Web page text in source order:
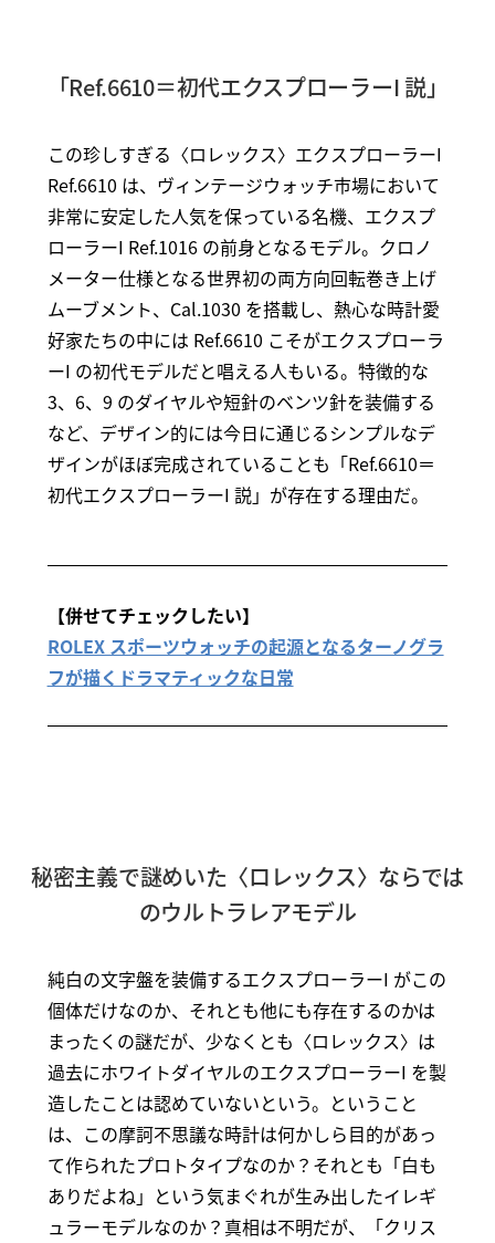
「Ref.6610＝初代エクスプローラーI 説」
この珍しすぎる〈ロレックス〉エクスプローラーI
Ref.6610 は、ヴィンテージウォッチ市場において
非常に安定した人気を保っている名機、エクスプ
ローラーI Ref.1016 の前身となるモデル。クロノ
メーター仕様となる世界初の両方向回転巻き上げ
ムーブメント、Cal.1030 を搭載し、熱心な時計愛
好家たちの中には Ref.6610 こそがエクスプローラ
ーI の初代モデルだと唱える人もいる。特徴的な
3、6、9 のダイヤルや短針のベンツ針を装備する
など、デザイン的には今日に通じるシンプルなデ
ザインがほぼ完成されていることも「Ref.6610＝
初代エクスプローラーI 説」が存在する理由だ。
【併せてチェックしたい】
ROLEX スポーツウォッチの起源となるターノグラ
フが描くドラマティックな日常
秘密主義で謎めいた〈ロレックス〉ならでは
のウルトラレアモデル
純白の文字盤を装備するエクスプローラーI がこの
個体だけなのか、それとも他にも存在するのかは
まったくの謎だが、少なくとも〈ロレックス〉は
過去にホワイトダイヤルのエクスプローラーI を製
造したことは認めていないという。ということ
は、この摩訶不思議な時計は何かしら目的があっ
て作られたプロトタイプなのか？それとも「白も
ありだよね」という気まぐれが生み出したイレギ
ュラーモデルなのか？真相は不明だが、「クリス